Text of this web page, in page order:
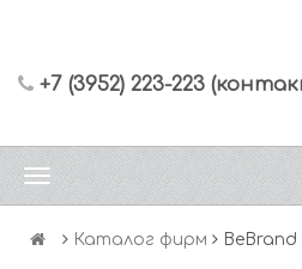
+7 (3952) 223-223
Каталог фирм BeBrand